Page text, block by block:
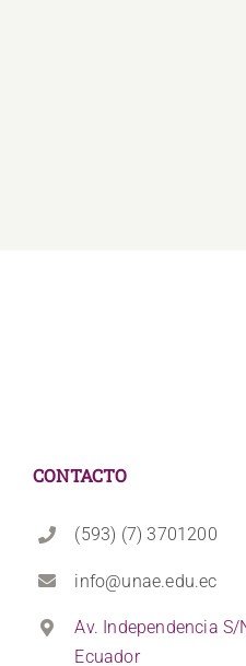
CONTACTO
(593) (7) 3701200
info@unae.edu.ec
Av. Independencia
Ecuador